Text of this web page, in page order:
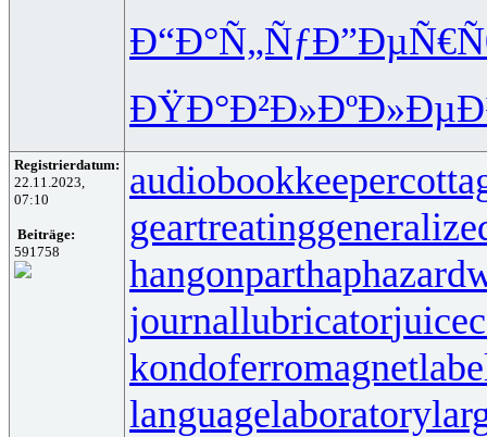
Ð“Ð°Ñ„ÑƒÐ”ÐµÑ€Ñ
ÐŸÐ°Ð²Ð»
Registrierdatum:
22.11.2023,
07:10
Beiträge:
591758
audiobookkeeper
geartreating
hangonpart
journallubricator
kondoferromagnet
languagelaboratory